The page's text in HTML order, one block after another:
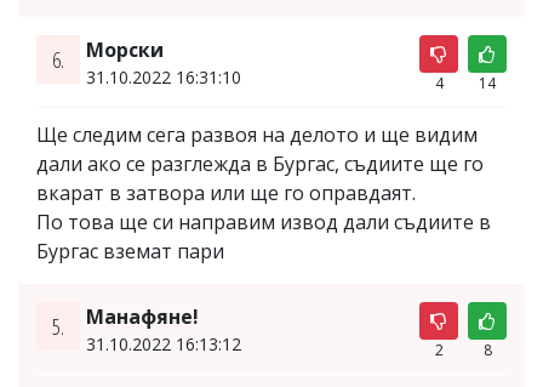
6. Морски
31.10.2022 16:31:10 4 14
Ще следим сега развоя на делото и ще видим
дали ако се разглежда в Бургас, съдиите ще го
вкарат в затвора или ще го оправдаят.
По това ще си направим извод дали съдиите в
Бургас вземат пари
5. Манафяне!
31.10.2022 16:13:12 2 8